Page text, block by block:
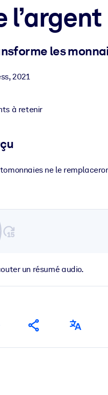
l’argent
les
,2021
à retenir
ne le
un résumé audio.